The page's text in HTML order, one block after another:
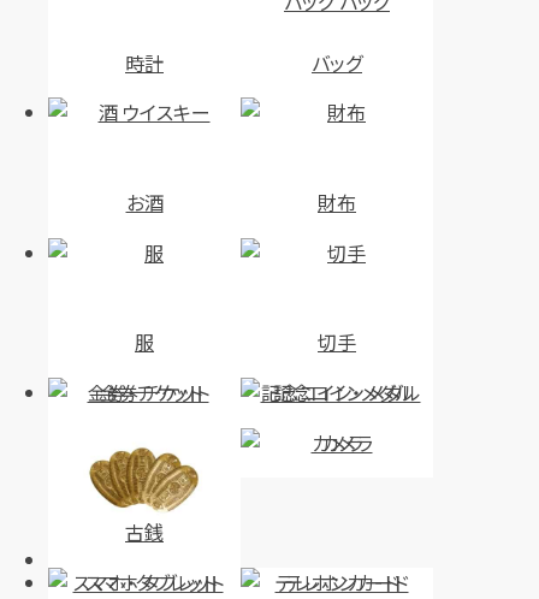
時計 バッグ
お酒 財布
服
切手
金券・チケット
記念コイン・メダル
古銭
カメラ
スマホ・タブレット テレホンカード